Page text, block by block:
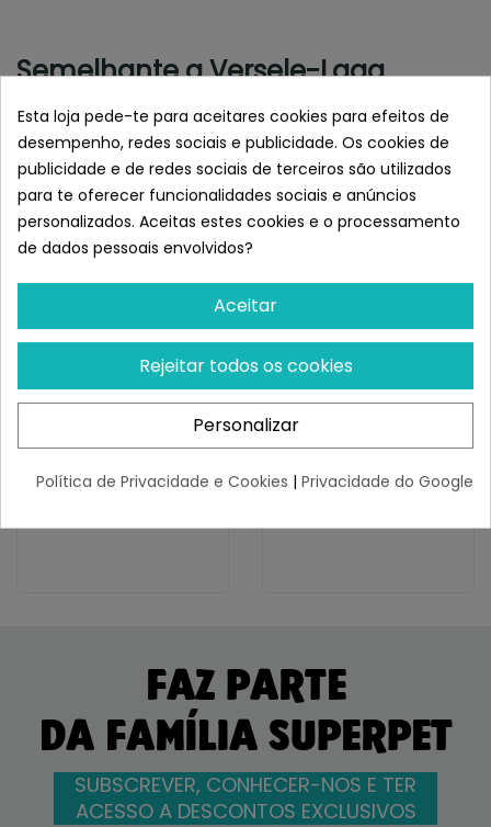
Semelhante a Versele-Laga
Grandes...
Comida Gourmet Para
Periquitos
FAZ PARTE
DA FAMÍLIA SUPERPET
SUBSCREVER, CONHECER-NOS E TER
ACESSO A DESCONTOS EXCLUSIVOS
Esta loja pede-te para aceitares cookies para efeitos de
desempenho, redes sociais e publicidade. Os cookies de
publicidade e de redes sociais de terceiros são utilizados
para te oferecer funcionalidades sociais e anúncios
personalizados. Aceitas estes cookies e o processamento
de dados pessoais envolvidos?
Aceitar
Rejeitar todos os cookies
Personalizar
Política de Privacidade e Cookies | Privacidade do Google